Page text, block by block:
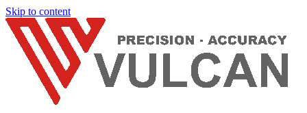
Skip to content